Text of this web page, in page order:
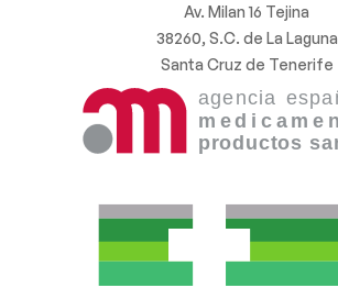
Av. Milan 16 Tejina
38260, S.C. de La Laguna
Santa Cruz de Tenerife